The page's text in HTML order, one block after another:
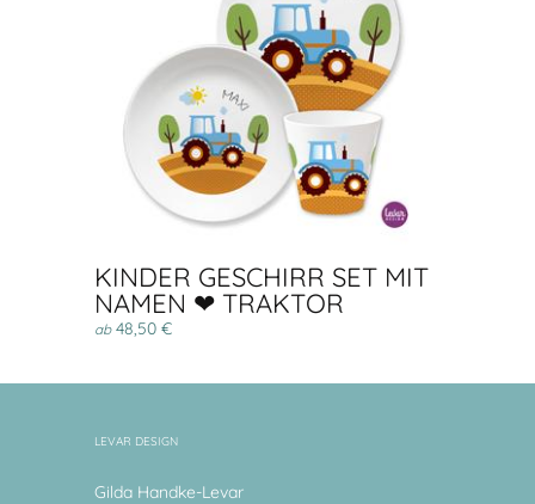
KINDER GESCHIRR SET MIT
NAMEN ❤ TRAKTOR
ab48,50 €
LEVAR DESIGN
Gilda Handke-Levar